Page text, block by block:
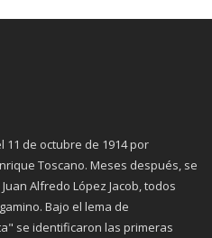
11 de octubre de 1914 por
Toscano. Meses después, se
Alfredo López Jacob, todos
Bajo el lema de
se identificaron las primeras